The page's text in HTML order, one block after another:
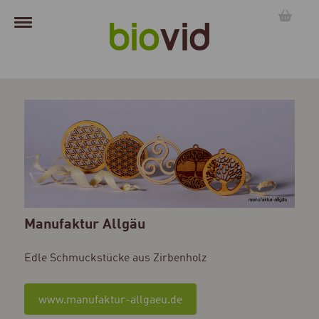
Manufaktur Allgäu
Edle Schmuckstücke aus Zirbenholz
www.manufaktur-allgaeu.de